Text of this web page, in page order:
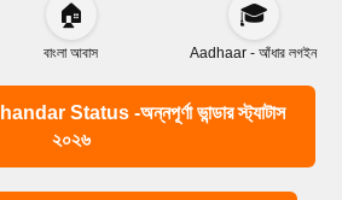
🏠
বাংলা আবাস
🎓
Aadhaar - আঁধার লগইন
Status -অন্নপূর্ণা ভান্ডার স্ট্যাটাস
২০২৬